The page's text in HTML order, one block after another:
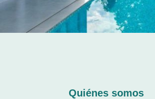
Quiénes somos